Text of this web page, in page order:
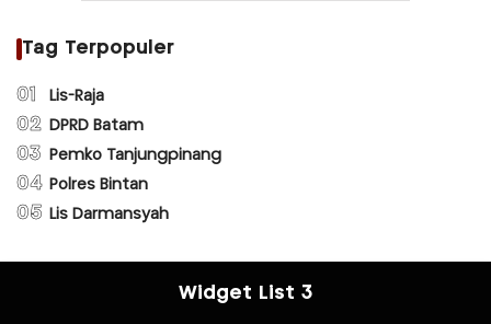
Tag Terpopuler
01 Lis-Raja
02 DPRD Batam
03 Pemko Tanjungpinang
04 Polres Bintan
05 Lis Darmansyah
Widget List 3